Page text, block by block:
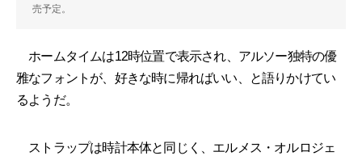
売予定。
ホームタイムは12時位置で表示され、アルソー独特の優
雅なフォントが、好きな時に帰ればいい、と語りかけてい
るようだ。
ストラップは時計本体と同じく、エルメス・オルロジェ